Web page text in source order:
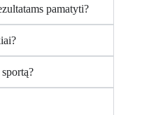
pamatyti?